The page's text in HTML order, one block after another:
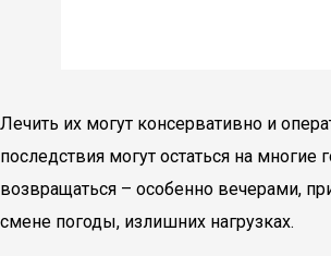
Лечить их могут консервативно и
последствия могут остаться на
возвращаться – особенно вечерами,
смене погоды, излишних нагрузках.